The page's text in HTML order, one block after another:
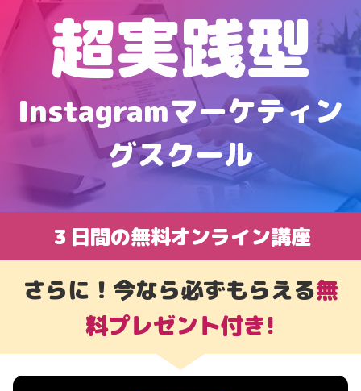
超実践型
Instagramマーケティン
グスクール
３日間の無料オンライン講座
さらに！今なら必ずもらえる無
料プレゼント付き!